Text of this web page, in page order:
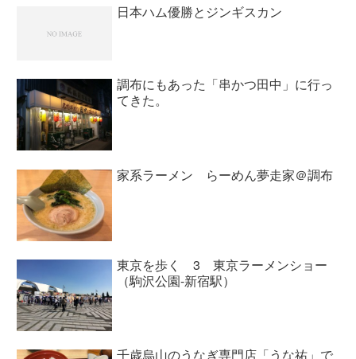
日本ハム優勝とジンギスカン
調布にもあった「串かつ田中」に行っ
てきた。
家系ラーメン らーめん夢走家＠調布
東京を歩く 3 東京ラーメンショー
（駒沢公園-新宿駅）
千歳烏山のうなぎ専門店「うな祐」で